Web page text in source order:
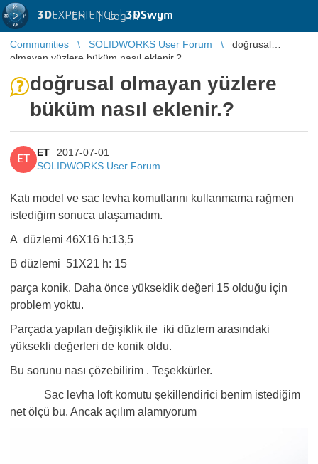
3DEXPERIENCE |3DSwym
EN | Log in
Communities SOLIDWORKS User Forum
doğrusal
olmayan yüzlere büküm nasıl eklenir.?
doğrusal olmayan yüzlere
büküm nasıl eklenir.?
ET
ET
2017-07-01
SOLIDWORKS User Forum
Katı model ve sac levha komutlarını kullanmama rağmen
istediğim sonuca ulaşamadım.
A düzlemi 46X16 h:13,5
B düzlemi 51X21 h: 15
parça konik. Daha önce yükseklik değeri 15 olduğu için
problem yoktu.
Parçada yapılan değişiklik ile iki düzlem arasındaki
yüksekli değerleri de konik oldu.
Bu sorunu nası çözebilirim . Teşekkürler.
Sac levha loft komutu şekillendirici benim istediğim
net ölçü bu. Ancak açılım alamıyorum